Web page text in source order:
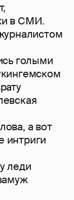
в СМИ.
голыми
а вот
интриги
леди